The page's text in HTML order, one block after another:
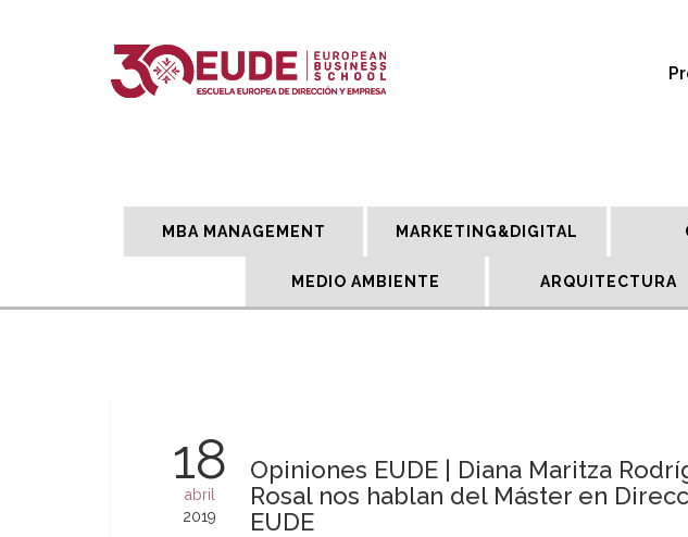
MBA MANAGEMENT MARKETING&DIGITAL
MEDIO AMBIENTE ARQUITECTURA
18
abril
2019
Opiniones EUDE | Diana Maritza
Rosal nos hablan del Máster en
EUDE